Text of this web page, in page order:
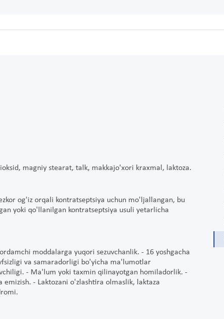
magniy stearat, talk, makkajo'xori kraxmal, laktoza.
og'iz orqali kontratseptsiya uchun mo'ljallangan, bu
yoki qo'llanilgan kontratseptsiya usuli yetarlicha
moddalarga yuqori sezuvchanlik. - 16 yoshgacha
va samaradorligi bo'yicha ma'lumotlar
- Ma'lum yoki taxmin qilinayotgan homiladorlik. -
- Laktozani o'zlashtira olmaslik, laktaza